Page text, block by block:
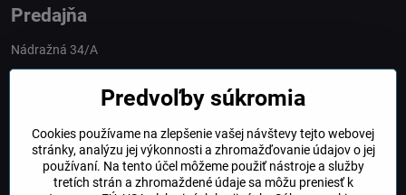
Predajňa
Nádražná 34/A
obchod​@northline​.sk
Otváracie hodiny
Predvoľby súkromia
Cookies používame na zlepšenie vašej návštevy tejto webovej
stránky, analýzu jej výkonnosti a zhromažďovanie údajov o jej
používaní. Na tento účel môžeme použiť nástroje a služby
tretích strán a zhromaždené údaje sa môžu preniesť k